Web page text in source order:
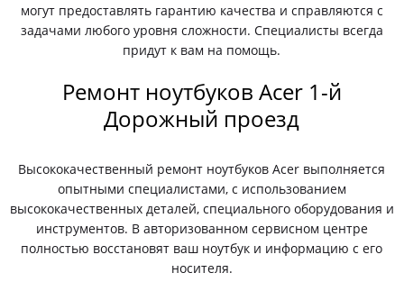
могут предоставлять гарантию качества и справляются с
задачами любого уровня сложности. Специалисты всегда
придут к вам на помощь.
Ремонт ноутбуков Acer 1-й
Дорожный проезд
Высококачественный ремонт ноутбуков Acer выполняется
опытными специалистами, с использованием
высококачественных деталей, специального оборудования и
инструментов. В авторизованном сервисном центре
полностью восстановят ваш ноутбук и информацию с его
носителя.